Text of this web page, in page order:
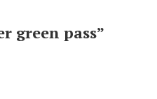
green pass”